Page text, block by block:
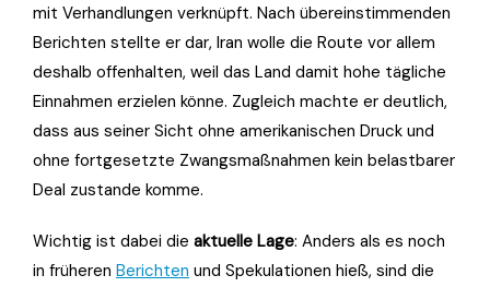
mit Verhandlungen verknüpft. Nach übereinstimmenden
Berichten stellte er dar, Iran wolle die Route vor allem
deshalb offenhalten, weil das Land damit hohe tägliche
Einnahmen erzielen könne. Zugleich machte er deutlich,
dass aus seiner Sicht ohne amerikanischen Druck und
ohne fortgesetzte Zwangsmaßnahmen kein belastbarer
Deal zustande komme.
Wichtig ist dabei die aktuelle Lage: Anders als es noch
in früheren Berichten und Spekulationen hieß, sind die